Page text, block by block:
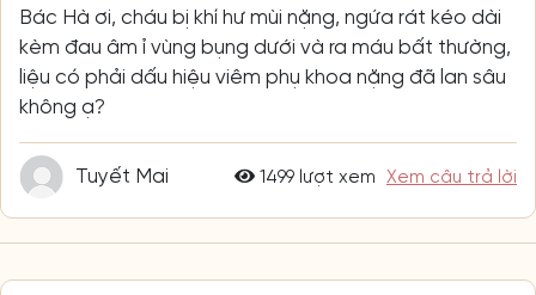
Bác Hà ơi, cháu bị khí hư mùi nặng, ngứa rát kéo dài
kèm đau âm ỉ vùng bụng dưới và ra máu bất thường,
liệu có phải dấu hiệu viêm phụ khoa nặng đã lan sâu
không ạ?
Tuyết Mai 1499 lượt xem Xem câu trả lời